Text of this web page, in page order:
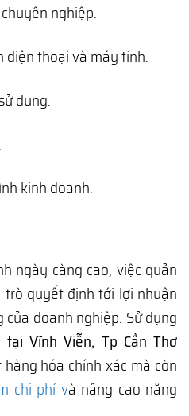
nghiệp.
thoại và máy tính.
dụng.
kinh doanh.
ngày càng cao, việc quản
quyết định tới lợi nhuận
doanh nghiệp. Sử dụng
Vĩnh Viễn, Tp Cần Thơ
hóa chính xác mà còn
chi phí và nâng cao năng